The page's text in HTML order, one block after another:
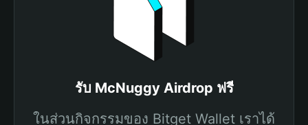
รับ McNuggy Airdrop ฟรี
ในส่วนกิจกรรมของ Bitget Wallet เราได้